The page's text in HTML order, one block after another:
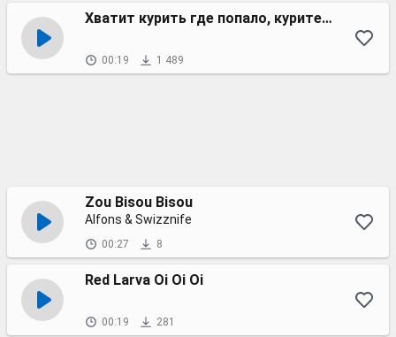
Хватит курить где попало, курите там где ещё не попало
00:19 1 489
Zou Bisou Bisou
Alfons & Swizznife
00:27 8
Red Larva Oi Oi Oi
00:19 281